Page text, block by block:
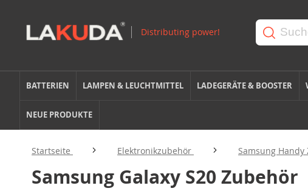
BATTERIEN LAMPEN & LEUCHTMITTEL LADEGERÄTE & BOOSTER
NEUE PRODUKTE
Startseite Elektronikzubehör Samsung Handy
Samsung Galaxy S20 Zubehör